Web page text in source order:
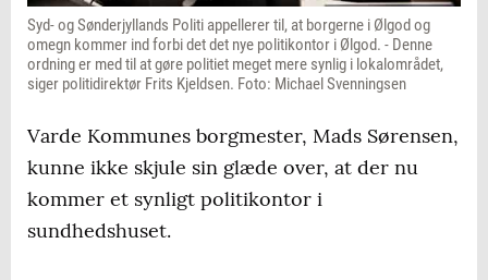
Syd- og Sønderjyllands Politi appellerer til, at borgerne i Ølgod og
omegn kommer ind forbi det det nye politikontor i Ølgod. - Denne
ordning er med til at gøre politiet meget mere synlig i lokalområdet,
siger politidirektør Frits Kjeldsen. Foto: Michael Svenningsen
Varde Kommunes borgmester, Mads Sørensen,
kunne ikke skjule sin glæde over, at der nu
kommer et synligt politikontor i
sundhedshuset.